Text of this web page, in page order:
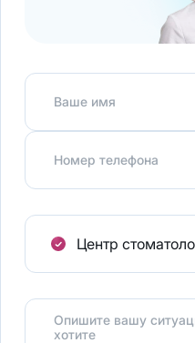
Ваше имя
Номер телефона
Центр
Опишите вашу
хотите